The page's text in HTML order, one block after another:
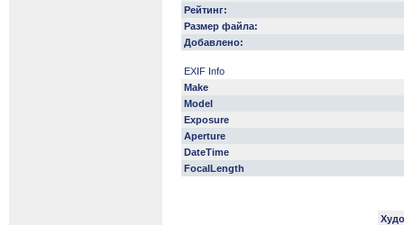
Рейтинг:
Размер файла:
Добавлено:
EXIF Info
Make
Model
Exposure
Aperture
DateTime
FocalLength